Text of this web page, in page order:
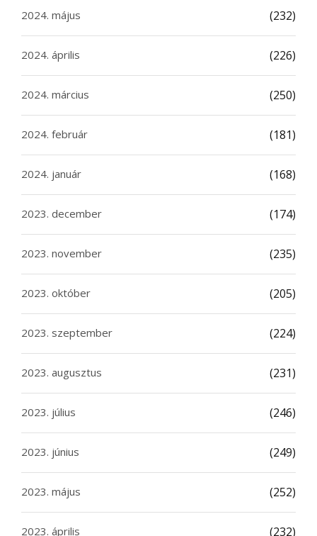
2024. május (232)
2024. április (226)
2024. március (250)
2024. február (181)
2024. január (168)
2023. december (174)
2023. november (235)
2023. október (205)
2023. szeptember (224)
2023. augusztus (231)
2023. július (246)
2023. június (249)
2023. május (252)
2023. április (232)